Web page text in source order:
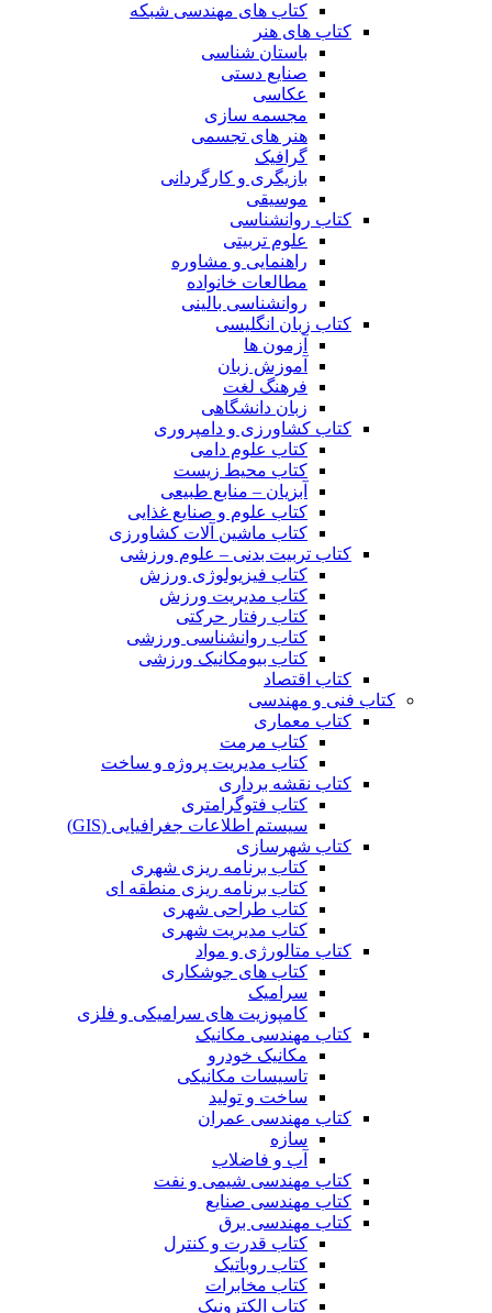
کتاب های مهندسی شبکه
کتاب های هنر
باستان شناسی
صنایع دستی
عکاسی
مجسمه سازی
هنر های تجسمی
گرافیک
بازیگری و کارگردانی
موسیقی
کتاب روانشناسی
علوم تربیتی
راهنمایی و مشاوره
مطالعات خانواده
روانشناسی بالینی
کتاب زبان انگلیسی
آزمون ها
آموزش زبان
فرهنگ لغت
زبان دانشگاهی
کتاب کشاورزی و دامپروری
کتاب علوم دامی
کتاب محیط زیست
آبزیان – منابع طبیعی
کتاب علوم و صنایع غذایی
کتاب ماشین آلات کشاورزی
کتاب تربیت بدنی – علوم ورزشی
کتاب فیزیولوژی ورزش
کتاب مدیریت ورزش
کتاب رفتار حرکتی
کتاب روانشناسی ورزشی
کتاب بیومکانیک ورزشی
کتاب اقتصاد
کتاب فنی و مهندسی
کتاب معماری
کتاب مرمت
کتاب مدیریت پروژه و ساخت
کتاب نقشه برداری
کتاب فتوگرامتری
سیستم اطلاعات جغرافیایی (GIS)
کتاب شهرسازی
کتاب برنامه ریزی شهری
کتاب برنامه ریزی منطقه ای
کتاب طراحی شهری
کتاب مدیریت شهری
کتاب متالورژی و مواد
کتاب های جوشکاری
سرامیک
کامپوزیت های سرامیکی و فلزی
کتاب مهندسی مکانیک
مکانیک خودرو
تاسیسات مکانیکی
ساخت و تولید
کتاب مهندسی عمران
سازه
آب و فاضلاب
کتاب مهندسی شیمی و نفت
کتاب مهندسی صنایع
کتاب مهندسی برق
کتاب قدرت و کنترل
کتاب روباتیک
کتاب مخابرات
کتاب الکترونیک